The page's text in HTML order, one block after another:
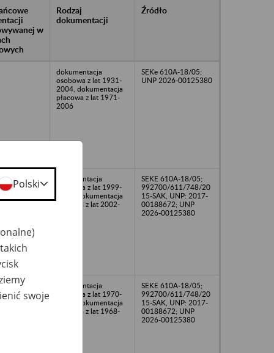
w
Rodzaj
dokumentacji
Źródło
dokumentacja
osobowa z lat 1931-
2004, dokumentacja
płacowa z lat 1971-
2006
SEKe 610A-18/05;
UNP 2026-00125380
dokumentacja
osobowa z lat 1999-
2005, dokumentacja
płacowa z lat 2002-
SEKE 610A-18/05;
992700/611/748/20
15-SAK, UNP: 2017-
00188672; UNP
2026-00125380
dokumentacja
osobowa z lat 1970-
2002, dokumentacja
płacowa z lat 1968-
SEKE 610A-18/05;
992700/611/748/20
15-SAK, UNP: 2017-
00188672; UNP
2026-00125380
Polski
swoje